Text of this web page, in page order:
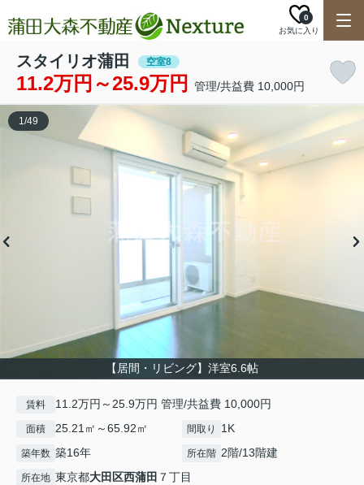
お気に入り
0
スタイリオ蒲田 空室8
11.2万円～25.9万円 管理/共益費 10,000円
【居間・リビング】洋室6.6帖
1/49
賃料 11.2万円～25.9万円 管理/共益費 10,000円
面積 25.21㎡～65.92㎡ 間取り 1K
築年数 築16年 所在階 2階/13階建
所在地 東京都大田区西蒲田 ７丁目